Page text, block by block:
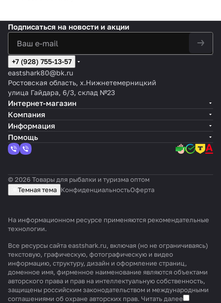
Подписаться на новости и акции
+7 (928) 755-13-57
eastshark80@bk.ru
Ростовская область, х.Нижнетемерницкий
улица Гайдара, 6/3, склад №23
Интернет-магазин
Компания
Информация
Помощь
© 2026 Товары для рыбалки и туризма оптом
Темная тема КонфиденциальностьОферта
На информационном ресурсе применяются рекомендательные
технологии.
Все ресурсы сайта eastshark.ru, включая (но не ограничиваясь)
текстовую, графическую, фотографическую и видео
информацию, структуру, дизайн и оформление страниц,
доменное имя, фирменное наименование являются объектами
авторского права и прав на интеллектуальную собственность,
защищены российским законодательством и международными
соглашениями об охране авторских прав. Читать далее